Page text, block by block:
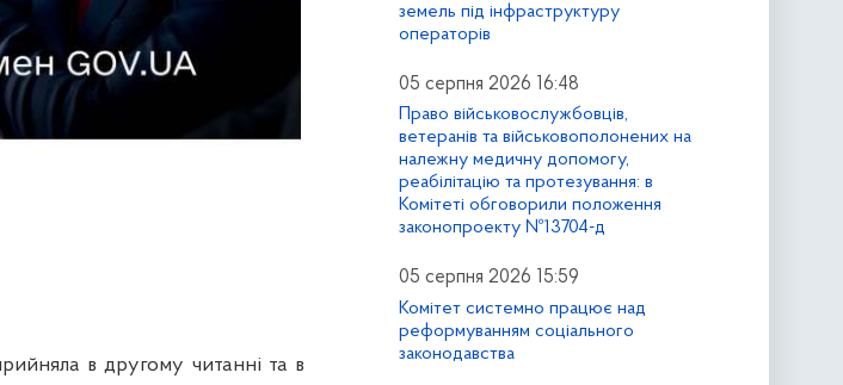
в другому читанні та в
земель під інфраструктуру
операторів
05 серпня 2026 16:48
Право військовослужбовців,
ветеранів та військовополонених на
належну медичну допомогу,
реабілітацію та протезування: в
Комітеті обговорили положення
законопроекту №13704-д
05 серпня 2026 15:59
Комітет системно працює над
реформуванням соціального
законодавства